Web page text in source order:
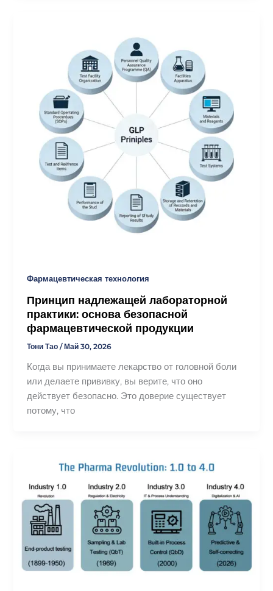
Фармацевтическая технология
Принцип надлежащей лабораторной
практики: основа безопасной
фармацевтической продукции
Тони Тао/ Май 30, 2026
Когда вы принимаете лекарство от головной боли
или делаете прививку, вы верите, что оно
действует безопасно. Это доверие существует
потому, что